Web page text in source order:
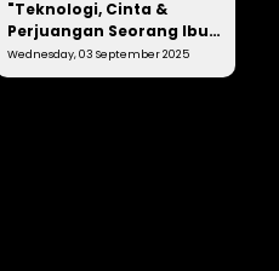
"Teknologi, Cinta &
Perjuangan Seorang Ibu"
Padepokan 79 Ajak Insan
Muda Nobar Film Lyora
Wednesday, 03 September 2025